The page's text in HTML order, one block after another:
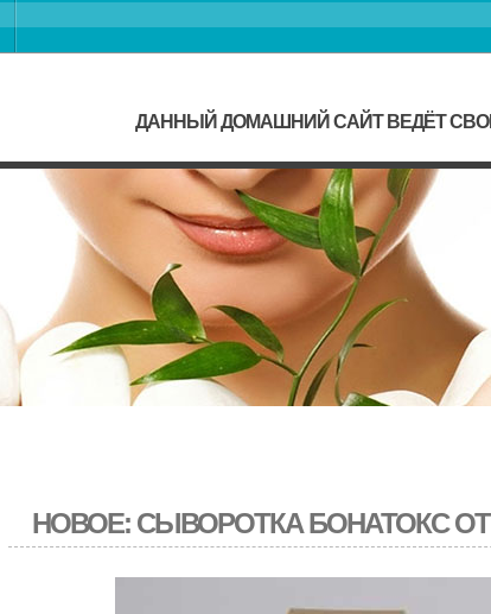
ДАННЫЙ ДОМАШНИЙ САЙТ ВЕДЁТ
НОВОЕ: СЫВОРОТКА БОНАТОКС